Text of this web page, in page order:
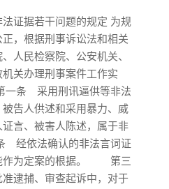
证据若干问题的规定 为规
，根据刑事诉讼法和相关
人民检察院、公安机关、
关办理刑事案件工作实
条 采用刑讯逼供等非法
告人供述和采用暴力、威
言、被害人陈述，属于非
依法确认的非法言词证
作为定案的根据。 第三
逮捕、审查起诉中，对于